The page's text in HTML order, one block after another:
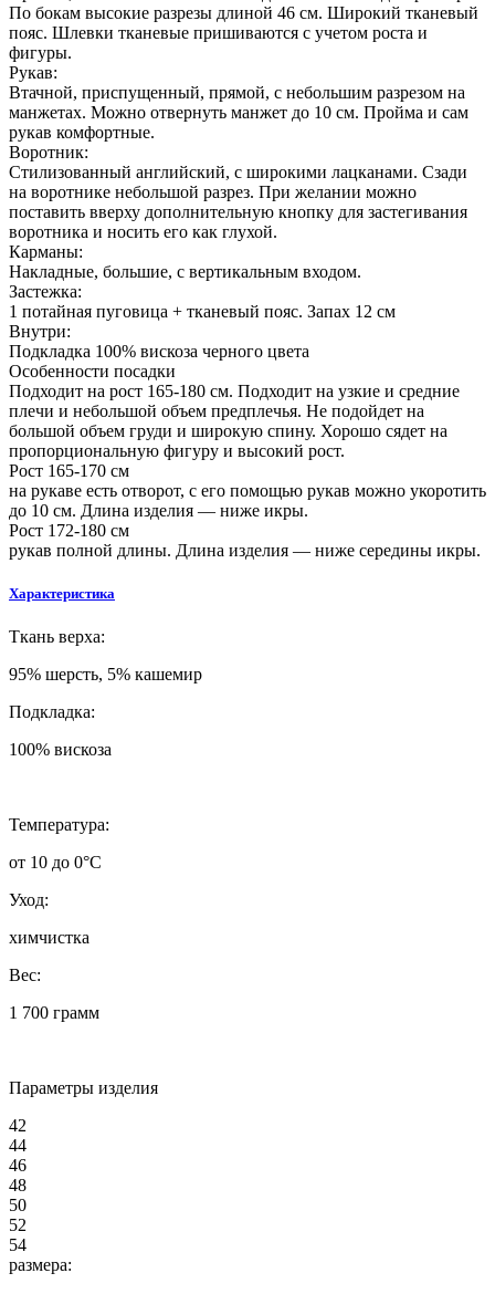
По бокам высокие разрезы длиной 46 см. Широкий тканевый
пояс. Шлевки тканевые пришиваются с учетом роста и
фигуры.
Рукав:
Втачной, приспущенный, прямой, с небольшим разрезом на
манжетах. Можно отвернуть манжет до 10 см. Пройма и сам
рукав комфортные.
Воротник:
Стилизованный английский, с широкими лацканами. Сзади
на воротнике небольшой разрез. При желании можно
поставить вверху дополнительную кнопку для застегивания
воротника и носить его как глухой.
Карманы:
Накладные, большие, с вертикальным входом.
Застежка:
1 потайная пуговица + тканевый пояс. Запах 12 см
Внутри:
Подкладка 100% вискоза черного цвета
Особенности посадки
Подходит на рост 165-180 см. Подходит на узкие и средние
плечи и небольшой объем предплечья. Не подойдет на
большой объем груди и широкую спину. Хорошо сядет на
пропорциональную фигуру и высокий рост.
Рост 165-170 см
на рукаве есть отворот, с его помощью рукав можно укоротить
до 10 см. Длина изделия — ниже икры.
Рост 172-180 см
рукав полной длины. Длина изделия — ниже середины икры.
Характеристика
Ткань верха:
95% шерсть, 5% кашемир
Подкладка:
100% вискоза
Температура:
от 10 до 0°C
Уход:
химчистка
Вес:
1 700 грамм
Параметры изделия
42
44
46
48
50
52
54
размера: